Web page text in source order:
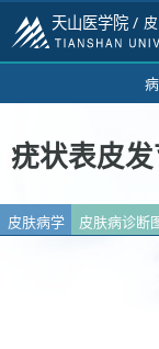
天山医学院 /
疣状表皮
皮肤病学 皮肤病诊断